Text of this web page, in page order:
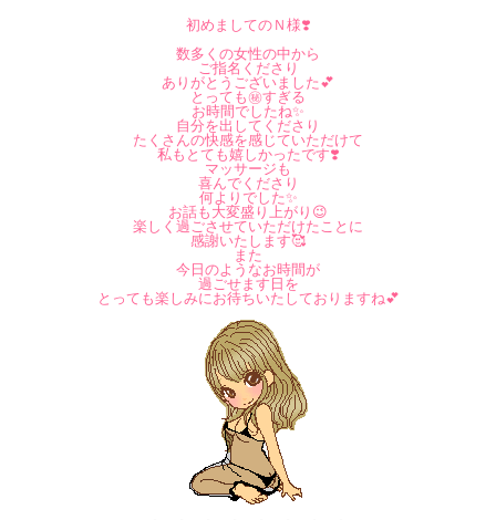
初めましてのＮ様❣️
数多くの女性の中から
ご指名くださり
ありがとうございました💕
とっても㊙️すぎる
お時間でしたね✨
自分を出してくださり
たくさんの快感を感じていただけて
私もとても嬉しかったです❣️
マッサージも
喜んでくださり
何よりでした✨
お話も大変盛り上がり😉
楽しく過ごさせていただけたことに
感謝いたします🥰
また
今日のようなお時間が
過ごせます日を
とっても楽しみにお待ちいたしておりますね💕